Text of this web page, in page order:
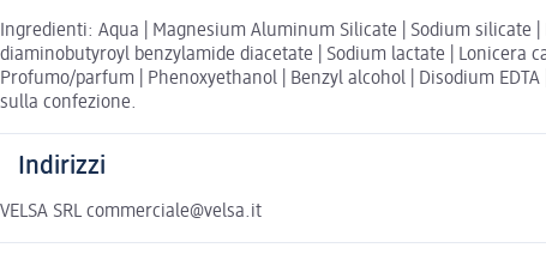
Ingredienti: Aqua | Magnesium Aluminum Silicate | Sodium silicate
diaminobutyroyl benzylamide diacetate | Sodium lactate | Lonicera
Profumo/parfum | Phenoxyethanol | Benzyl alcohol | Disodium
sulla confezione.
Indirizzi
VELSA SRL commerciale@velsa.it